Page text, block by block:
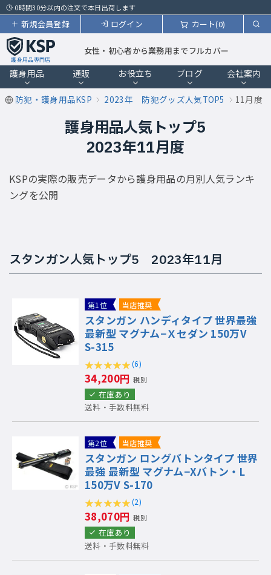
0時間30分以内の注文で本日出荷します
カート(0)
ログイン
新規会員登録
護身用品専門店
女性・初心者から業務用までフルカバー
護身用品 通販 お役立ち ブログ 会社案内
防犯・護身用品KSP 2023年 防犯グッズ人気TOP5 11月度
護身用品人気トップ5
2023年11月度
KSPの実際の販売データから護身用品の月別人気ランキ
ングを公開
スタンガン人気トップ5 2023年11月
第1位 当店推奨
スタンガン ハンディタイプ 世界最強
最新型 マグナム−Ｘセダン 150万V
S-315
(6)
34,200円 税別
在庫あり
送料・手数料無料
第2位 当店推奨
スタンガン ロングバトンタイプ 世界
最強 最新型 マグナム−Xバトン・L
150万V S-170
(2)
38,070円 税別
在庫あり
送料・手数料無料